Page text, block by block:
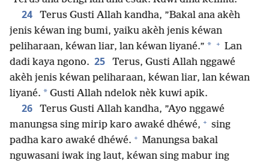
24
Terus Gusti Allah kandha, ”Bakal ana akèh
jenis kéwan ing bumi, yaiku akèh jenis kéwan
peliharaan, kéwan liar, lan kéwan liyané.” * + Lan
dadi kaya ngono. 25
Terus, Gusti Allah nggawé
akèh jenis kéwan peliharaan, kéwan liar, lan kéwan
liyané. * Gusti Allah ndelok nèk kuwi apik.
26
Terus Gusti Allah kandha, ”Ayo nggawé
manungsa sing mirip karo awaké dhéwé, + sing
padha karo awaké dhéwé. + Manungsa bakal
nguwasani iwak ing laut, kéwan sing mabur ing